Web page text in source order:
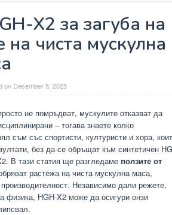
X2 за загуба на
чиста мускулна
on December 5, 2025
не помръдват, мускулите отказват да
– тогава знаете колко
съм със спортисти, културисти и хора,
без да се обръщат към синтетичен
В тази статия ще разгледаме ползите от
растежа на чиста мускулна маса,
Независимо дали режете,
физика, HGH-X2 може да осигури онзи